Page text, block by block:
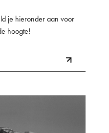
je hieronder aan voor
hoogte!
meld
aan